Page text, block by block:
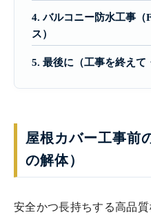
4. バルコニー防水工事（
ス）
5. 最後に（工事を終えて
屋根カバー工事前
の解体）
安全かつ長持ちする高品質